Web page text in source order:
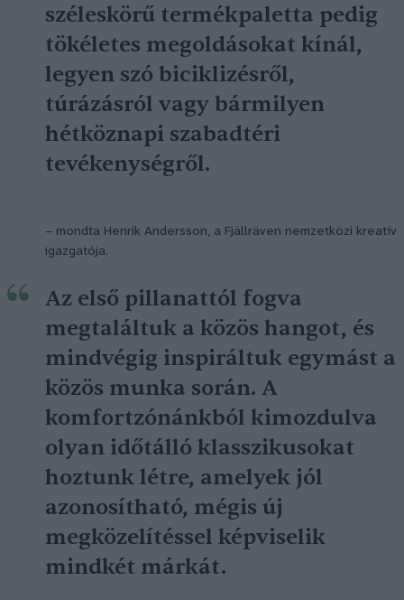
széleskörű termékpaletta pedig
tökéletes megoldásokat kínál,
legyen szó biciklizésről,
túrázásról vagy bármilyen
hétköznapi szabadtéri
tevékenységről.
– mondta Henrik Andersson, a Fjällräven nemzetközi kreatív
igazgatója.
Az első pillanattól fogva
megtaláltuk a közös hangot, és
mindvégig inspiráltuk egymást a
közös munka során. A
komfortzónánkból kimozdulva
olyan időtálló klasszikusokat
hoztunk létre, amelyek jól
azonosítható, mégis új
megközelítéssel képviselik
mindkét márkát.